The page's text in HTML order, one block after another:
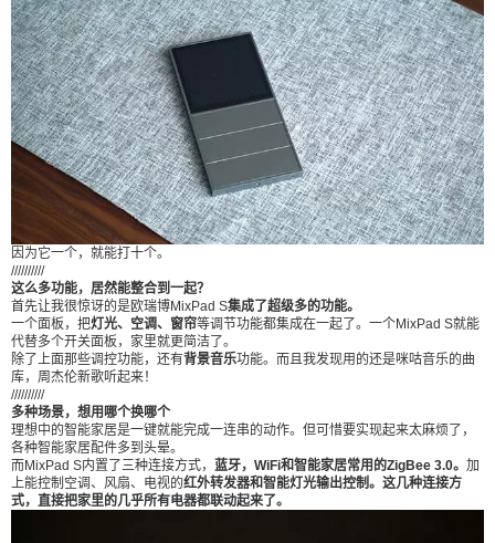
因为它一个，就能打十个。
//////////
这么多功能，居然能整合到一起？
首先让我很惊讶的是欧瑞博MixPad S集成了超级多的功能。
一个面板，把灯光、空调、窗帘等调节功能都集成在一起了。一个MixPad S就能
代替多个开关面板，家里就更简洁了。
除了上面那些调控功能，还有背景音乐功能。而且我发现用的还是咪咕音乐的曲
库，周杰伦新歌听起来！
//////////
多种场景，想用哪个换哪个
理想中的智能家居是一键就能完成一连串的动作。但可惜要实现起来太麻烦了，
各种智能家居配件多到头晕。
而MixPad S内置了三种连接方式， 蓝牙，WiFi和智能家居常用的ZigBee 3.0。 加
上能控制空调、风扇、电视的红外转发器和智能灯光输出控制。这几种连接方
式，直接把家里的几乎所有电器都联动起来了。
能。 一个面板，把灯光、空调、窗帘等调节功能都
集成在一起了。一个MixPad S就能代替多个开关面
板，家里就更简洁了。 除了上面那些调控功能，还
有背景音乐功能。而且我发现用的还是咪咕音乐的
曲库，周杰伦新歌听起来！ ////////// 多种场景，想用
哪个换哪个 理想中的智能家居是一键就能完成一连
串的动作。但可惜要实现起来太麻烦了，各种智能
家居配件多到头晕。 而MixPad S内置了三种连接方
式，蓝牙，WiFi和智能家居常用的ZigBee 3.0。加
上能控制空调、风扇、电视的红外转发器和智能灯
光输出控制。这几种连接方式，直接把家里的几乎
所有电器都联动起来了。 我们可以把对这些电器的
动作，比如空调的开关、灯光的明暗，添加到某一
个模式里。 想要看电视的话，换成电视模式。如果
你不想窗帘全开全关，只想要开那么一丢。在MixP
ad S上也可以调节，想开多少就开多少。 而上面这
些操作，在手机App上也能完成。 还有什么比加班
回到家后，什么都不用做，直接在沙发葛优躺更爽
的吗？ ////////// 真·智能 MixPad S的语音助手，虽然